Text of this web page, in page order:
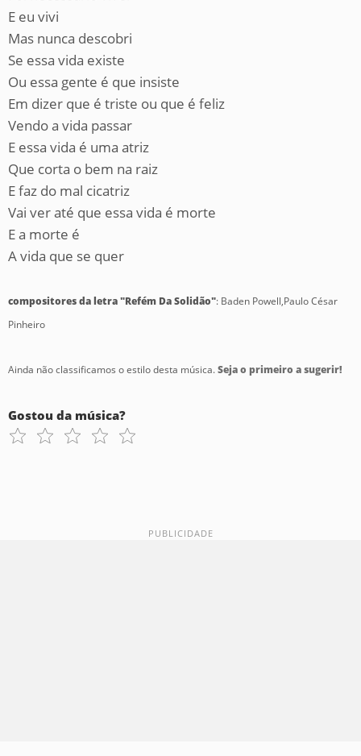
E eu vivi
Mas nunca descobri
Se essa vida existe
Ou essa gente é que insiste
Em dizer que é triste ou que é feliz
Vendo a vida passar
E essa vida é uma atriz
Que corta o bem na raiz
E faz do mal cicatriz
Vai ver até que essa vida é morte
E a morte é
A vida que se quer
compositores da letra "Refém Da Solidão": Baden Powell,Paulo César
Pinheiro
Ainda não classificamos o estilo desta música.Seja o primeiro a sugerir!
Gostou da música?